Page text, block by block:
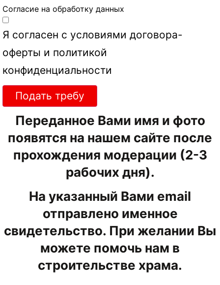
Согласие на обработку данных
Я согласен с условиями договора-
оферты и политикой
конфиденциальности
Подать требу
Переданное Вами имя и фото
появятся на нашем сайте после
прохождения модерации (2-3
рабочих дня).
На указанный Вами email
отправлено именное
свидетельство. При желании Вы
можете помочь нам в
строительстве храма.